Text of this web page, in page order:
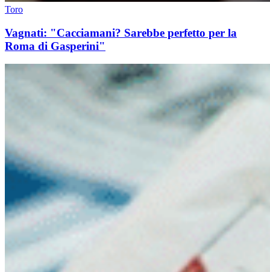
Toro
Vagnati: "Cacciamani? Sarebbe perfetto per la
Roma di Gasperini"